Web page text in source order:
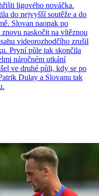
ligového nováčka.
do nejvyšší soutěže a do
Slovan naopak po
naskočit na vítěznou
videorozhodčího zrušil
První půle tak skončila
náročném utkání
ve druhé půli, kdy se po
Dulay a Slovanu tak